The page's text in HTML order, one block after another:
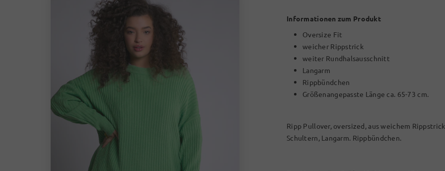
Informationen zum Produkt
Oversize Fit
weicher Rippstrick
weiter Rundhalsausschnitt
Langarm
Rippbündchen
Größenangepasste Länge ca. 65-73 cm.
Ripp Pullover, oversized, aus weichem
Schultern, Langarm. Rippbündchen.